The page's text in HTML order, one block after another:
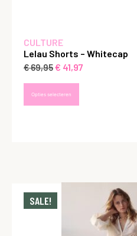
CULTURE
Lelau Shorts – Whitecap
€69,95€ 41,97
Opties selecteren
SALE!